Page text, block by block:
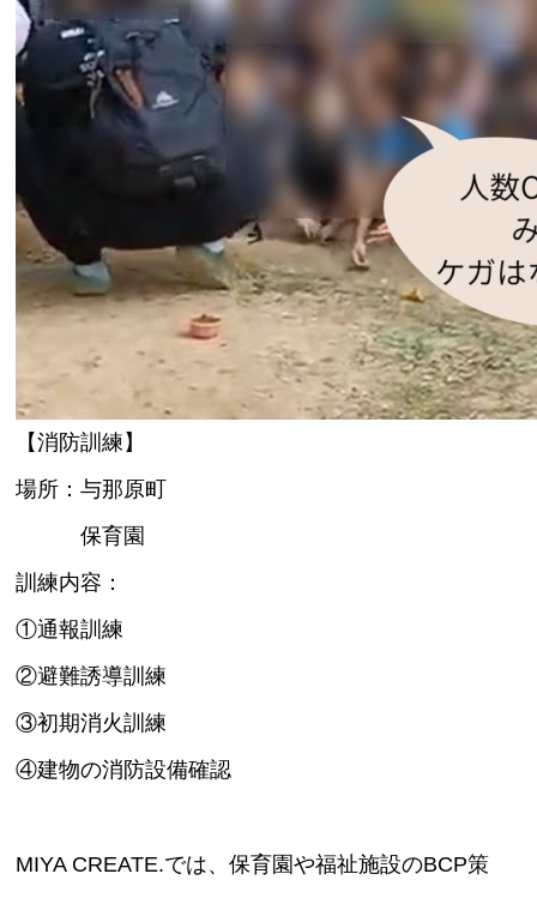
【消防訓練】
場所：与那原町
保育園
訓練内容：
①通報訓練
②避難誘導訓練
③初期消火訓練
④建物の消防設備確認
MIYA CREATE.では、保育園や福祉施設のBCP策